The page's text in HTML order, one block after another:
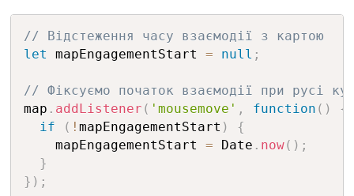
// Відстеження часу взаємодії з картою
let mapEngagementStart = null ;
// Фіксуємо початок взаємодії при русі
map . addListener ( 'mousemove' , function ( )
{
if
( ! mapEngagementStart )
{
    mapEngagementStart
= Date . now( ) ;
}
} ) ;